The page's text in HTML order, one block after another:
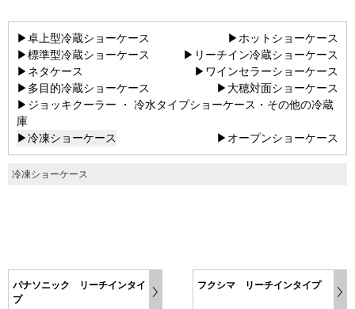
▶卓上型冷蔵ショーケース
▶ホットショーケース
▶標準型冷蔵ショーケース
▶リーチイン冷蔵ショーケース
▶ネタケース
▶ワインセラーショーケース
▶多目的冷蔵ショーケース
▶大穂対面ショーケース
▶ジョッキクーラー ・ 冷水タイプショーケース・その他の冷蔵
庫
▶冷凍ショーケース
▶オープンショーケース
冷凍ショーケース
パナソニック リーチインタイ
プ
フクシマ リーチインタイプ